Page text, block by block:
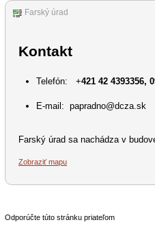
Farský úrad
Kontakt
Telefón: +421 42 4393356,
E-mail: papradno@dcza.sk
Farský úrad sa nachádza v
Zobraziť mapu
Odporúčte túto stránku priateľom